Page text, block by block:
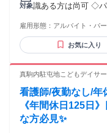
対象識ある方は尚可 ◇
雇用形態： アルバイト・パー
お気に入り
真駒内駐屯地こどもデイサ
看護師/夜勤なし/年
《年間休日125日
な方必見✨